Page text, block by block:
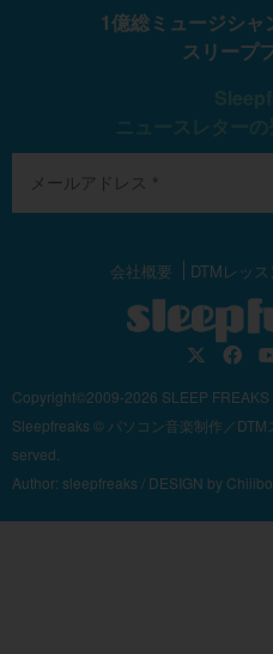
1億総ミュージシャ
スリープ
会社概要 DTMレッ
Copyright©2009-2026 SLEEP FREAKS
Sleepfreaks © パソコン音楽制作／
served.
Author: sleepfreaks / DESIGN by